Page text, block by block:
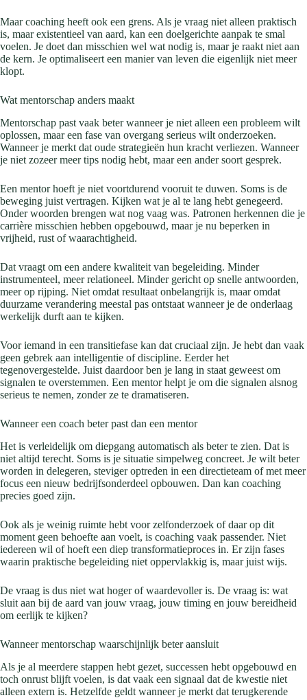
Maar coaching heeft ook een grens. Als je vraag niet alleen praktisch
is, maar existentieel van aard, kan een doelgerichte aanpak te smal
voelen. Je doet dan misschien wel wat nodig is, maar je raakt niet aan
de kern. Je optimaliseert een manier van leven die eigenlijk niet meer
klopt.
Wat mentorschap anders maakt
Mentorschap past vaak beter wanneer je niet alleen een probleem wilt
oplossen, maar een fase van overgang serieus wilt onderzoeken.
Wanneer je merkt dat oude strategieën hun kracht verliezen. Wanneer
je niet zozeer meer tips nodig hebt, maar een ander soort gesprek.
Een mentor hoeft je niet voortdurend vooruit te duwen. Soms is de
beweging juist vertragen. Kijken wat je al te lang hebt genegeerd.
Onder woorden brengen wat nog vaag was. Patronen herkennen die je
carrière misschien hebben opgebouwd, maar je nu beperken in
vrijheid, rust of waarachtigheid.
Dat vraagt om een andere kwaliteit van begeleiding. Minder
instrumenteel, meer relationeel. Minder gericht op snelle antwoorden,
meer op rijping. Niet omdat resultaat onbelangrijk is, maar omdat
duurzame verandering meestal pas ontstaat wanneer je de onderlaag
werkelijk durft aan te kijken.
Voor iemand in een transitiefase kan dat cruciaal zijn. Je hebt dan vaak
geen gebrek aan intelligentie of discipline. Eerder het
tegenovergestelde. Juist daardoor ben je lang in staat geweest om
signalen te overstemmen. Een mentor helpt je om die signalen alsnog
serieus te nemen, zonder ze te dramatiseren.
Wanneer een coach beter past dan een mentor
Het is verleidelijk om diepgang automatisch als beter te zien. Dat is
niet altijd terecht. Soms is je situatie simpelweg concreet. Je wilt beter
worden in delegeren, steviger optreden in een directieteam of met meer
focus een nieuw bedrijfsonderdeel opbouwen. Dan kan coaching
precies goed zijn.
Ook als je weinig ruimte hebt voor zelfonderzoek of daar op dit
moment geen behoefte aan voelt, is coaching vaak passender. Niet
iedereen wil of hoeft een diep transformatieproces in. Er zijn fases
waarin praktische begeleiding niet oppervlakkig is, maar juist wijs.
De vraag is dus niet wat hoger of waardevoller is. De vraag is: wat
sluit aan bij de aard van jouw vraag, jouw timing en jouw bereidheid
om eerlijk te kijken?
Wanneer mentorschap waarschijnlijk beter aansluit
Als je al meerdere stappen hebt gezet, successen hebt opgebouwd en
toch onrust blijft voelen, is dat vaak een signaal dat de kwestie niet
alleen extern is. Hetzelfde geldt wanneer je merkt dat terugkerende